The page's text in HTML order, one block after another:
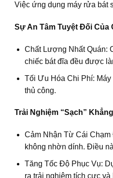
Việc ứng dụng máy rửa bát
Sự An Tâm Tuyệt Đối Của
Chất Lượng Nhất Quán:
chiếc bát đĩa đều được
Tối Ưu Hóa Chi Phí:
thủ công.
Trải Nghiệm “Sạch”
Cảm Nhận Từ Cái Chạm
không nhờn dính. Điều
Tăng Tốc Độ Phục Vụ:
ra trải nghiệm tích cực và